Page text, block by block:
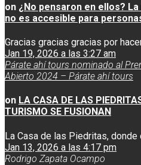
on ¿No pensaron en ellos?
no es accesible para
Gracias gracias gracias por
Jan 19, 2026 a las 3:27 am
Párate ahí tours nominado al
Abierto 2024 – Párate ahí tours
on LA CASA DE LAS
TURISMO SE FUSIONAN
La Casa de las Piedritas, donde
Jan 13, 2026 a las 4:17 pm
Rodrigo Zapata Ocampo